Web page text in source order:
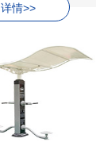
详情>>